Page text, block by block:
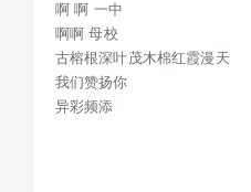
啊 啊 一中
啊啊 母校
古榕根深叶茂木棉红霞漫天
我们赞扬你
异彩频添